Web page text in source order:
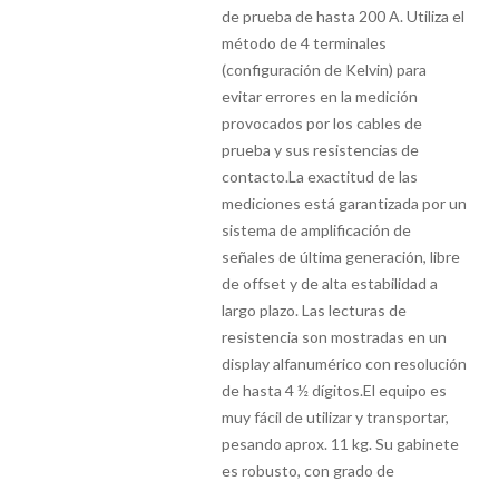
de prueba de hasta 200 A. Utiliza el
método de 4 terminales
(configuración de Kelvin) para
evitar errores en la medición
provocados por los cables de
prueba y sus resistencias de
contacto.La exactitud de las
mediciones está garantizada por un
sistema de amplificación de
señales de última generación, libre
de offset y de alta estabilidad a
largo plazo. Las lecturas de
resistencia son mostradas en un
display alfanumérico con resolución
de hasta 4 ½ dígitos.El equipo es
muy fácil de utilizar y transportar,
pesando aprox. 11 kg. Su gabinete
es robusto, con grado de